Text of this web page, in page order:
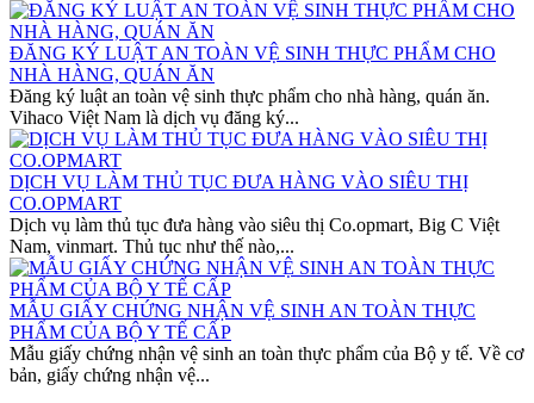
ĐĂNG KÝ LUẬT AN TOÀN VỆ SINH THỰC PHẨM CHO
NHÀ HÀNG, QUÁN ĂN
Đăng ký luật an toàn vệ sinh thực phẩm cho nhà hàng, quán ăn.
Vihaco Việt Nam là dịch vụ đăng ký...
DỊCH VỤ LÀM THỦ TỤC ĐƯA HÀNG VÀO SIÊU THỊ
CO.OPMART
Dịch vụ làm thủ tục đưa hàng vào siêu thị Co.opmart, Big C Việt
Nam, vinmart. Thủ tục như thế nào,...
MẪU GIẤY CHỨNG NHẬN VỆ SINH AN TOÀN THỰC
PHẨM CỦA BỘ Y TẾ CẤP
Mẫu giấy chứng nhận vệ sinh an toàn thực phẩm của Bộ y tế. Về cơ
bản, giấy chứng nhận vệ...